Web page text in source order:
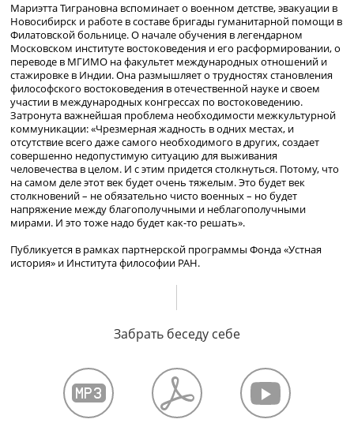
Мариэтта Тиграновна вспоминает о военном детстве, эвакуации в
Новосибирск и работе в составе бригады гуманитарной помощи в
Филатовской больнице. О начале обучения в легендарном
Московском институте востоковедения и его расформировании, о
переводе в МГИМО на факультет международных отношений и
стажировке в Индии. Она размышляет о трудностях становления
философского востоковедения в отечественной науке и своем
участии в международных конгрессах по востоковедению.
Затронута важнейшая проблема необходимости межкультурной
коммуникации: «Чрезмерная жадность в одних местах, и
отсутствие всего даже самого необходимого в других, создает
совершенно недопустимую ситуацию для выживания
человечества в целом. И с этим придется столкнуться. Потому, что
на самом деле этот век будет очень тяжелым. Это будет век
столкновений – не обязательно чисто военных – но будет
напряжение между благополучными и неблагополучными
мирами. И это тоже надо будет как-то решать».
Публикуется в рамках партнерской программы Фонда «Устная
история» и Института философии РАН.
Забрать беседу себе